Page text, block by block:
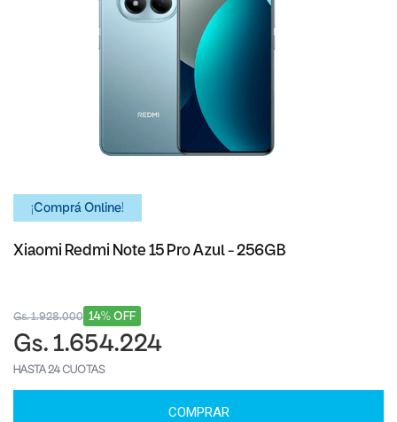
¡Comprá Online!
Xiaomi Redmi Note 15 Pro Azul - 256GB
14% OFF
Gs. 1.928.000
Gs. 1.654.224
HASTA 24 CUOTAS
COMPRAR